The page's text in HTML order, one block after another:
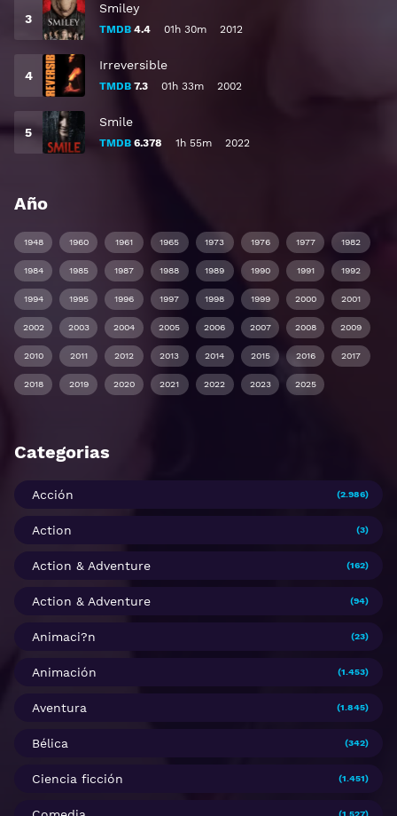
Smiley
TMDB 4.4 01h 30m 2012
Irreversible
TMDB 7.3 01h 33m 2002
Smile
TMDB 6.378 1h 55m 2022
Año
1948 1960 1961 1965 1973 1976 1977 1982
1984 1985 1987 1988 1989 1990 1991 1992
1994 1995 1996 1997 1998 1999 2000 2001
2002 2003 2004 2005 2006 2007 2008 2009
2010 2011 2012 2013 2014 2015 2016 2017
2018 2019 2020 2021 2022 2023 2025
Categorias
Acción (2.986)
Action (3)
Action & Adventure (162)
Action & Adventure (94)
Animaci?n (23)
Animación (1.453)
Aventura (1.845)
Bélica (342)
Ciencia ficción (1.451)